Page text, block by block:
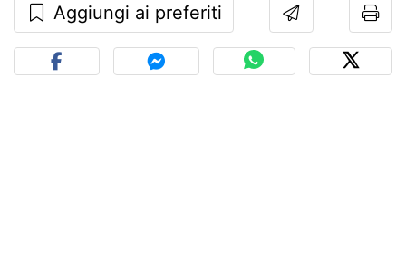
Aggiungi ai preferiti